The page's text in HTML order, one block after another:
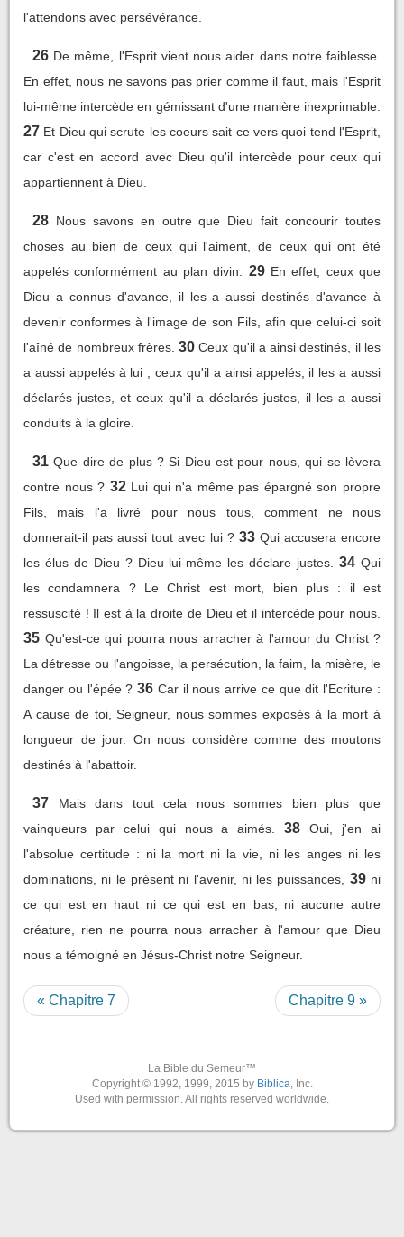
l'attendons avec persévérance.
26 De même, l'Esprit vient nous aider dans notre faiblesse.
En effet, nous ne savons pas prier comme il faut, mais l'Esprit
lui-même intercède en gémissant d'une manière inexprimable.
27 Et Dieu qui scrute les coeurs sait ce vers quoi tend l'Esprit,
car c'est en accord avec Dieu qu'il intercède pour ceux qui
appartiennent à Dieu.
28 Nous savons en outre que Dieu fait concourir toutes
choses au bien de ceux qui l'aiment, de ceux qui ont été
appelés conformément au plan divin.
29 En effet, ceux que
Dieu a connus d'avance, il les a aussi destinés d'avance à
devenir conformes à l'image de son Fils, afin que celui-ci soit
l'aîné de nombreux frères. 30 Ceux qu'il a ainsi destinés, il les
a aussi appelés à lui ; ceux qu'il a ainsi appelés, il les a aussi
déclarés justes, et ceux qu'il a déclarés justes, il les a aussi
conduits à la gloire.
31 Que dire de plus ? Si Dieu est pour nous, qui se lèvera
contre nous ? 32 Lui qui n'a même pas épargné son propre
Fils, mais l'a livré pour nous tous, comment ne nous
donnerait-il pas aussi tout avec lui ? 33 Qui accusera encore
les élus de Dieu ? Dieu lui-même les déclare justes.
34 Qui
les condamnera ? Le Christ est mort, bien plus : il est
ressuscité ! Il est à la droite de Dieu et il intercède pour nous.
35 Qu'est-ce qui pourra nous arracher à l'amour du Christ ?
La détresse ou l'angoisse, la persécution, la faim, la misère, le
danger ou l'épée ? 36 Car il nous arrive ce que dit l'Ecriture :
A cause de toi, Seigneur, nous sommes exposés à la mort à
longueur de jour. On nous considère comme des moutons
destinés à l'abattoir.
37
Mais dans tout cela nous sommes bien plus que
vainqueurs par celui qui nous a aimés.
38
Oui, j'en ai
l'absolue certitude : ni la mort ni la vie, ni les anges ni les
dominations, ni le présent ni l'avenir, ni les puissances,
39 ni
ce qui est en haut ni ce qui est en bas, ni aucune autre
créature, rien ne pourra nous arracher à l'amour que Dieu
nous a témoigné en Jésus-Christ notre Seigneur.
« Chapitre 7 Chapitre 9 »
La Bible du Semeur™
Copyright © 1992, 1999, 2015 by Biblica, Inc.
Used with permission. All rights reserved worldwide.